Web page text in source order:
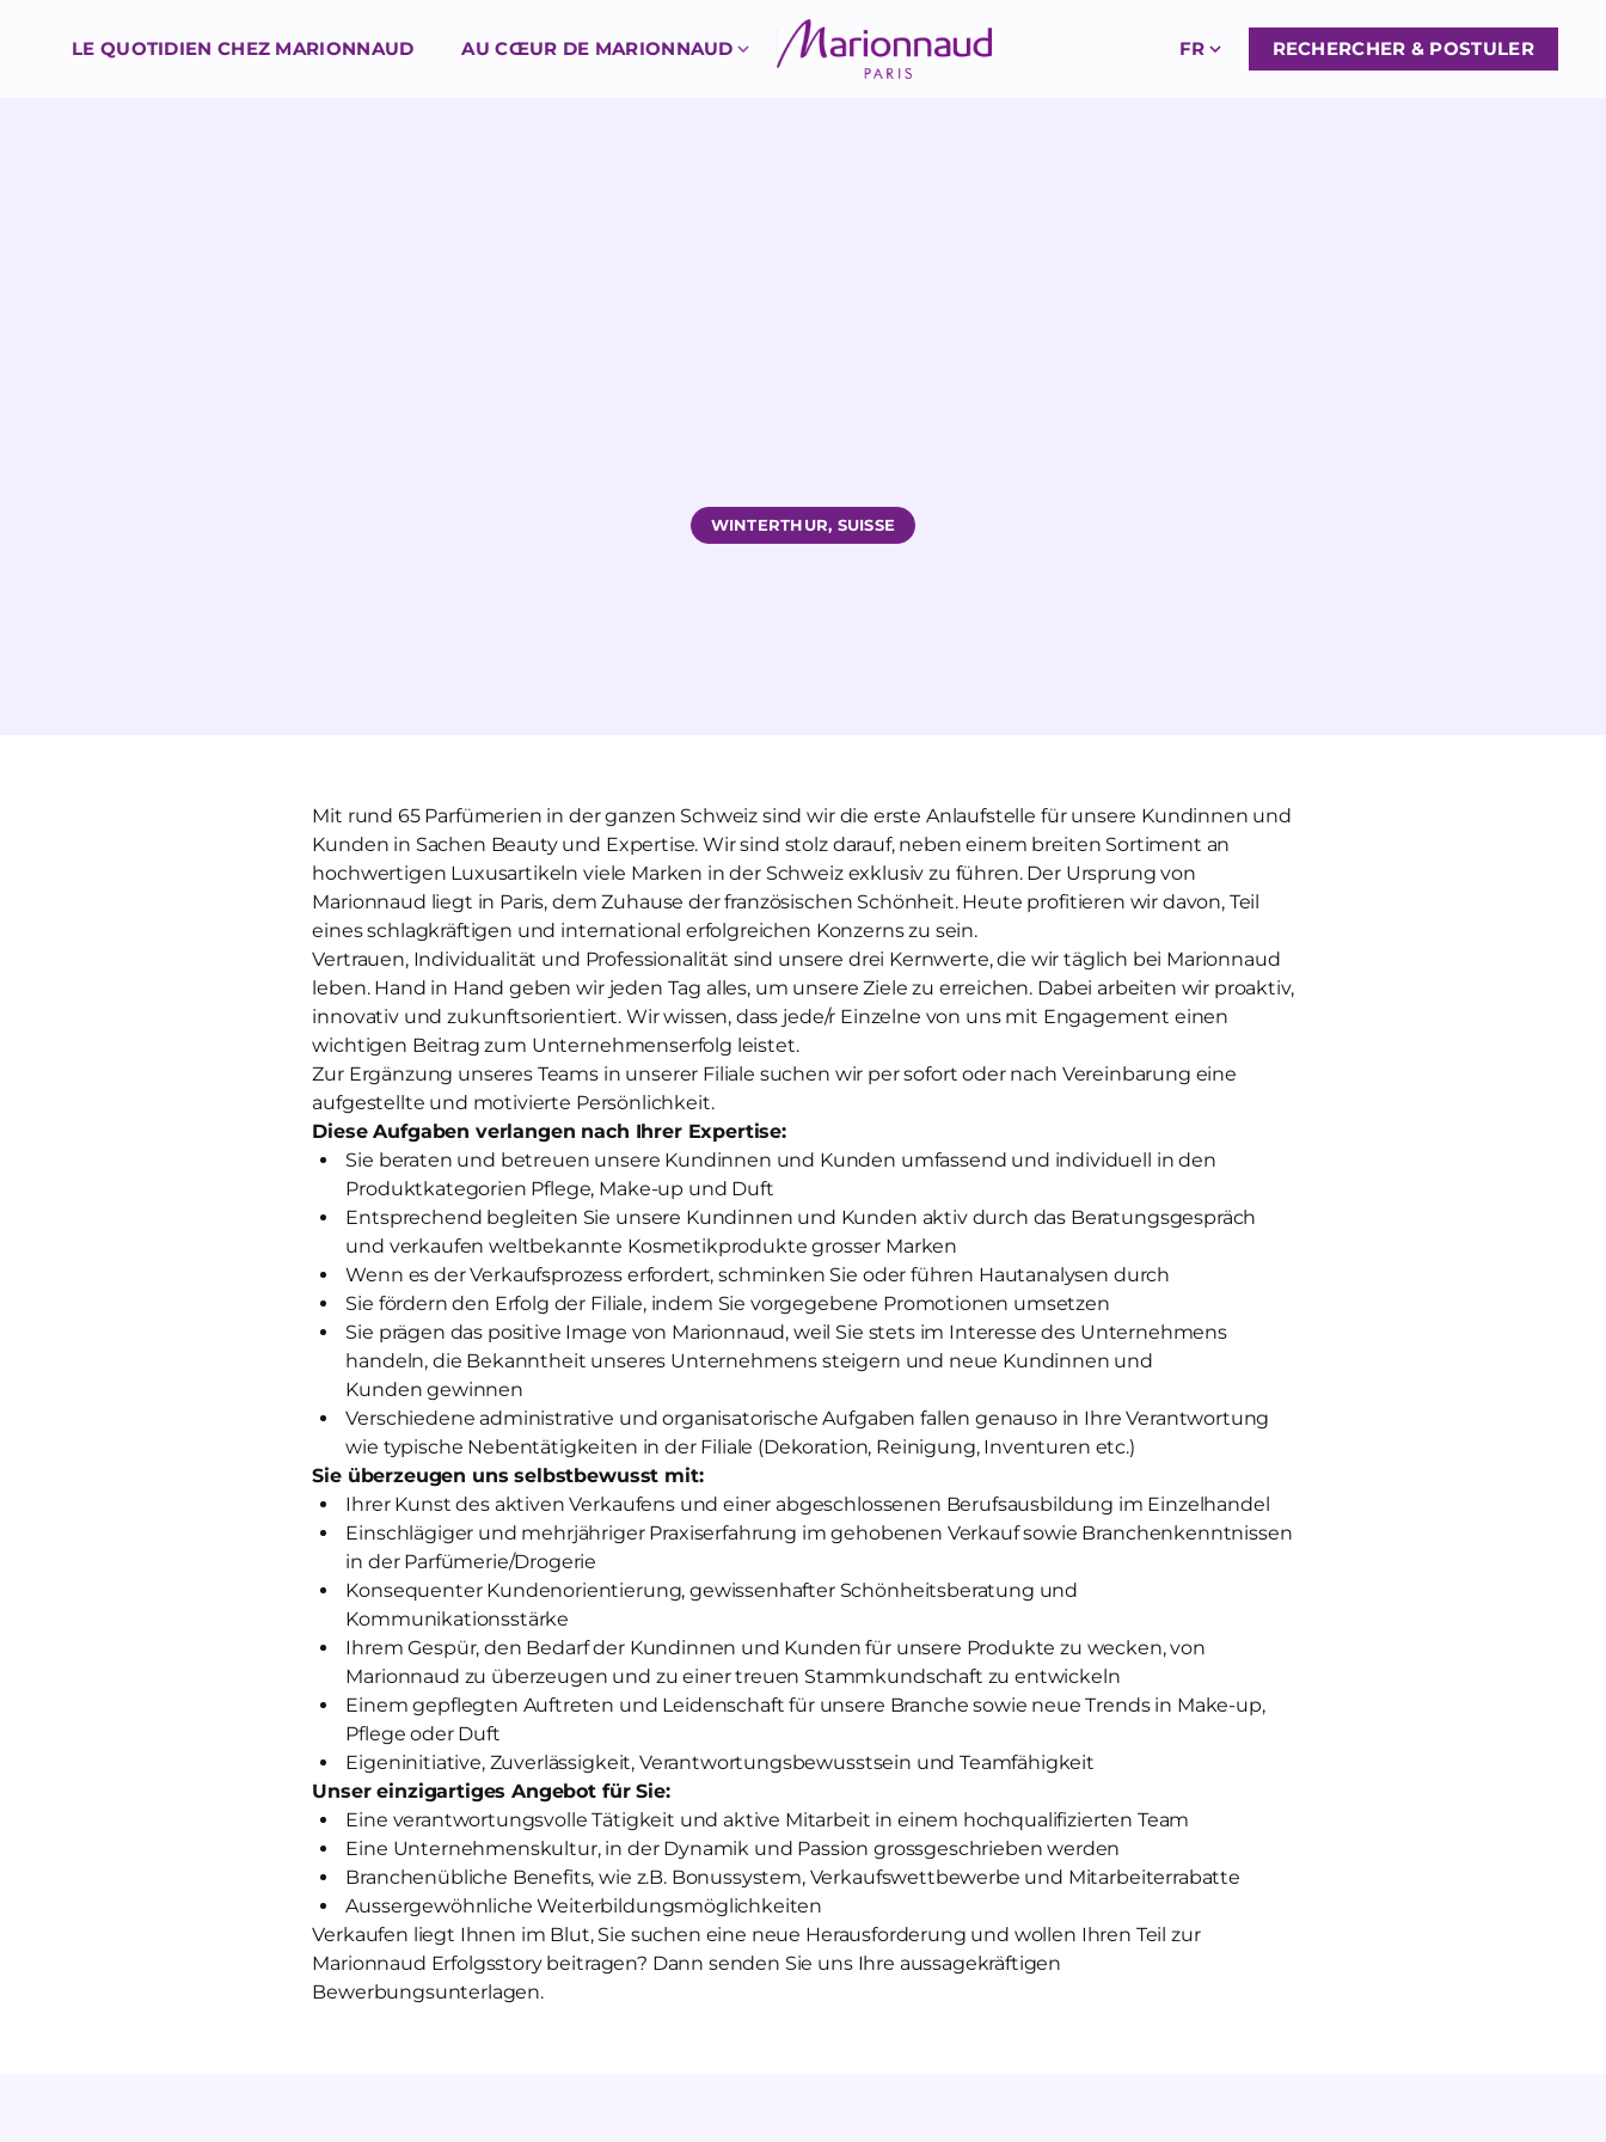
LE QUOTIDIEN CHEZ MARIONNAUD AU CŒUR DE MARIONNAUD FR RECHERCHER & POSTULER
WINTERTHUR, SUISSE
Mit rund 65 Parfümerien in der ganzen Schweiz sind wir die erste Anlaufstelle für unsere Kundinnen und
Kunden in Sachen Beauty und Expertise. Wir sind stolz darauf, neben einem breiten Sortiment an
hochwertigen Luxusartikeln viele Marken in der Schweiz exklusiv zu führen. Der Ursprung von
Marionnaud liegt in Paris, dem Zuhause der französischen Schönheit. Heute profitieren wir davon, Teil
eines schlagkräftigen und international erfolgreichen Konzerns zu sein.
Vertrauen, Individualität und Professionalität sind unsere drei Kernwerte, die wir täglich bei Marionnaud
leben. Hand in Hand geben wir jeden Tag alles, um unsere Ziele zu erreichen. Dabei arbeiten wir proaktiv,
innovativ und zukunftsorientiert. Wir wissen, dass jede/r Einzelne von uns mit Engagement einen
wichtigen Beitrag zum Unternehmenserfolg leistet.
Zur Ergänzung unseres Teams in unserer Filiale suchen wir per sofort oder nach Vereinbarung eine
aufgestellte und motivierte Persönlichkeit.
Diese Aufgaben verlangen nach Ihrer Expertise:
Sie beraten und betreuen unsere Kundinnen und Kunden umfassend und individuell in den
Produktkategorien Pflege, Make-up und Duft
Entsprechend begleiten Sie unsere Kundinnen und Kunden aktiv durch das Beratungsgespräch
und verkaufen weltbekannte Kosmetikprodukte grosser Marken
Wenn es der Verkaufsprozess erfordert, schminken Sie oder führen Hautanalysen durch
Sie fördern den Erfolg der Filiale, indem Sie vorgegebene Promotionen umsetzen
Sie prägen das positive Image von Marionnaud, weil Sie stets im Interesse des Unternehmens
handeln, die Bekanntheit unseres Unternehmens steigern und neue Kundinnen und
Kunden gewinnen
Verschiedene administrative und organisatorische Aufgaben fallen genauso in Ihre Verantwortung
wie typische Nebentätigkeiten in der Filiale (Dekoration, Reinigung, Inventuren etc.)
Sie überzeugen uns selbstbewusst mit:
Ihrer Kunst des aktiven Verkaufens und einer abgeschlossenen Berufsausbildung im Einzelhandel
Einschlägiger und mehrjähriger Praxiserfahrung im gehobenen Verkauf sowie Branchenkenntnissen
in der Parfümerie/Drogerie
Konsequenter Kundenorientierung, gewissenhafter Schönheitsberatung und
Kommunikationsstärke
Ihrem Gespür, den Bedarf der Kundinnen und Kunden für unsere Produkte zu wecken, von
Marionnaud zu überzeugen und zu einer treuen Stammkundschaft zu entwickeln
Einem gepflegten Auftreten und Leidenschaft für unsere Branche sowie neue Trends in Make-up,
Pflege oder Duft
Eigeninitiative, Zuverlässigkeit, Verantwortungsbewusstsein und Teamfähigkeit
Unser einzigartiges Angebot für Sie:
Eine verantwortungsvolle Tätigkeit und aktive Mitarbeit in einem hochqualifizierten Team
Eine Unternehmenskultur, in der Dynamik und Passion grossgeschrieben werden
Branchenübliche Benefits, wie z.B. Bonussystem, Verkaufswettbewerbe und Mitarbeiterrabatte
Aussergewöhnliche Weiterbildungsmöglichkeiten
Verkaufen liegt Ihnen im Blut, Sie suchen eine neue Herausforderung und wollen Ihren Teil zur
Marionnaud Erfolgsstory beitragen? Dann senden Sie uns Ihre aussagekräftigen
Bewerbungsunterlagen.